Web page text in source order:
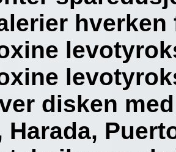
disken
Harada,